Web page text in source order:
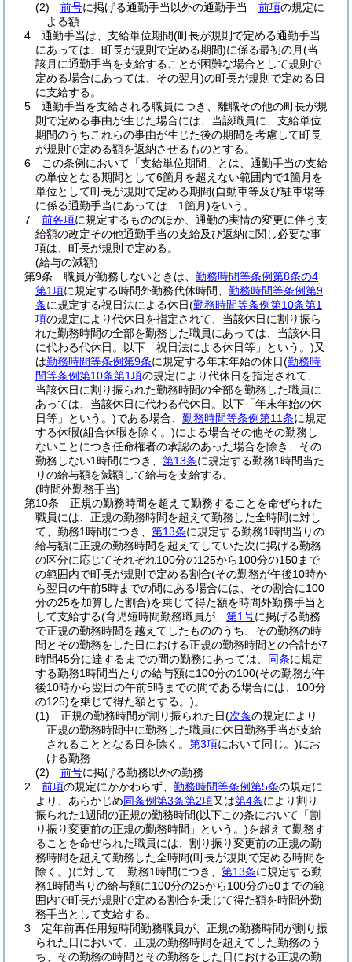
(2)
前号に掲げる通勤手当以外の通勤手当 前項の規定に
よる額
4
通勤手当は、支給単位期間(町長が規則で定める通勤手当
にあっては、町長が規則で定める期間)に係る最初の月(当
該月に通勤手当を支給することが困難な場合として規則で
定める場合にあっては、その翌月)の町長が規則で定める日
に支給する。
5
通勤手当を支給される職員につき、離職その他の町長が規
則で定める事由が生じた場合には、当該職員に、支給単位
期間のうちこれらの事由が生じた後の期間を考慮して町長
が規則で定める額を返納させるものとする。
6
この条例において「支給単位期間」とは、通勤手当の支給
の単位となる期間として6箇月を超えない範囲内で1箇月を
単位として町長が規則で定める期間(自動車等及び駐車場等
に係る通勤手当にあっては、1箇月)をいう。
7
前各項に規定するもののほか、通勤の実情の変更に伴う支
給額の改定その他通勤手当の支給及び返納に関し必要な事
項は、町長が規則で定める。
(給与の減額)
第9条
職員が勤務しないときは、 勤務時間等条例第8条の4
第1項に規定する時間外勤務代休時間、 勤務時間等条例第9
条に規定する祝日法による休日(勤務時間等条例第10条第1
項の規定により代休日を指定されて、当該休日に割り振ら
れた勤務時間の全部を勤務した職員にあっては、当該休日
に代わる代休日。以下「祝日法による休日等」という。)又
は勤務時間等条例第9条に規定する年末年始の休日(勤務時
間等条例第10条第1項の規定により代休日を指定されて、
当該休日に割り振られた勤務時間の全部を勤務した職員に
あっては、当該休日に代わる代休日。以下「年末年始の休
日等」という。)である場合、 勤務時間等条例第11条に規定
する休暇(組合休暇を除く。)による場合その他その勤務し
ないことにつき任命権者の承認のあった場合を除き、その
勤務しない1時間につき、 第13条に規定する勤務1時間当た
りの給与額を減額して給与を支給する。
(時間外勤務手当)
第10条
正規の勤務時間を超えて勤務することを命ぜられた
職員には、正規の勤務時間を超えて勤務した全時間に対し
て、勤務1時間につき、 第13条に規定する勤務1時間当りの
給与額に正規の勤務時間を超えてしていた次に掲げる勤務
の区分に応じてそれぞれ100分の125から100分の150まで
の範囲内で町長が規則で定める割合(その勤務が午後10時か
ら翌日の午前5時までの間にある場合には、その割合に100
分の25を加算した割合)を乗じて得た額を時間外勤務手当と
して支給する(育児短時間勤務職員が、 第1号に掲げる勤務
で正規の勤務時間を越えてしたもののうち、その勤務の時
間とその勤務をした日における正規の勤務時間との合計が7
時間45分に達するまでの間の勤務にあっては、 同条に規定
する勤務1時間当たりの給与額に100分の100(その勤務が午
後10時から翌日の午前5時までの間である場合には、100分
の125)を乗じて得た額とする。)。
(1)
正規の勤務時間が割り振られた日(次条の規定により
正規の勤務時間中に勤務した職員に休日勤務手当が支給
されることとなる日を除く。 第3項において同じ。)にお
ける勤務
(2)
前号に掲げる勤務以外の勤務
2
前項の規定にかかわらず、 勤務時間等条例第5条の規定に
より、あらかじめ同条例第3条第2項又は第4条により割り
振られた1週間の正規の勤務時間(以下この条において「割
り振り変更前の正規の勤務時間」という。)を超えて勤務す
ることを命ぜられた職員には、割り振り変更前の正規の勤
務時間を超えて勤務した全時間(町長が規則で定める時間を
除く。)に対して、勤務1時間につき、 第13条に規定する勤
務1時間当りの給与額に100分の25から100分の50までの範
囲内で町長が規則で定める割合を乗じて得た額を時間外勤
務手当として支給する。
3
定年前再任用短時間勤務職員が、正規の勤務時間が割り振
られた日において、正規の勤務時間を超えてした勤務のう
ち、その勤務の時間とその勤務をした日における正規の勤